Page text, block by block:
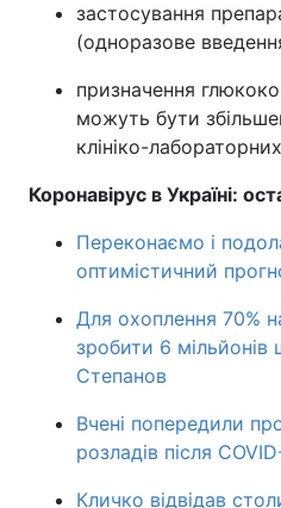
Тема оформлення
застосування
(одноразове
призначення
можуть бути
клініко-
Коронавірус в Україні:
Переконаємо і
оптимістичний
Для охоплення 70%
зробити 6
Степанов
Вчені попередили
розладів після
Кличко відвідав